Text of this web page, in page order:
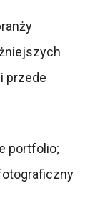
przede
portfolio;